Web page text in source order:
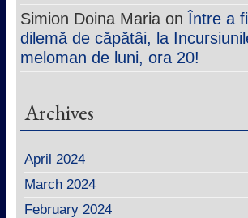
Simion Doina MariaonÎntre a
dilemă de căpătâi, la
meloman de luni, ora 20!
Archives
April 2024
March 2024
February 2024